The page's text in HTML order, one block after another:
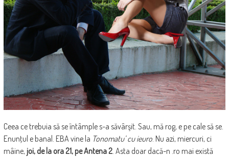
Ceea ce trebuia să se întâmple s-a săvârşit. Sau, mă rog, e pe cale să se.
Enunţul e banal. EBA vine la Tonomatu’ cu ieuro. Nu azi, miercuri, ci
mâine, joi, de la ora 21, pe Antena 2. Asta doar dacă-n .ro mai există